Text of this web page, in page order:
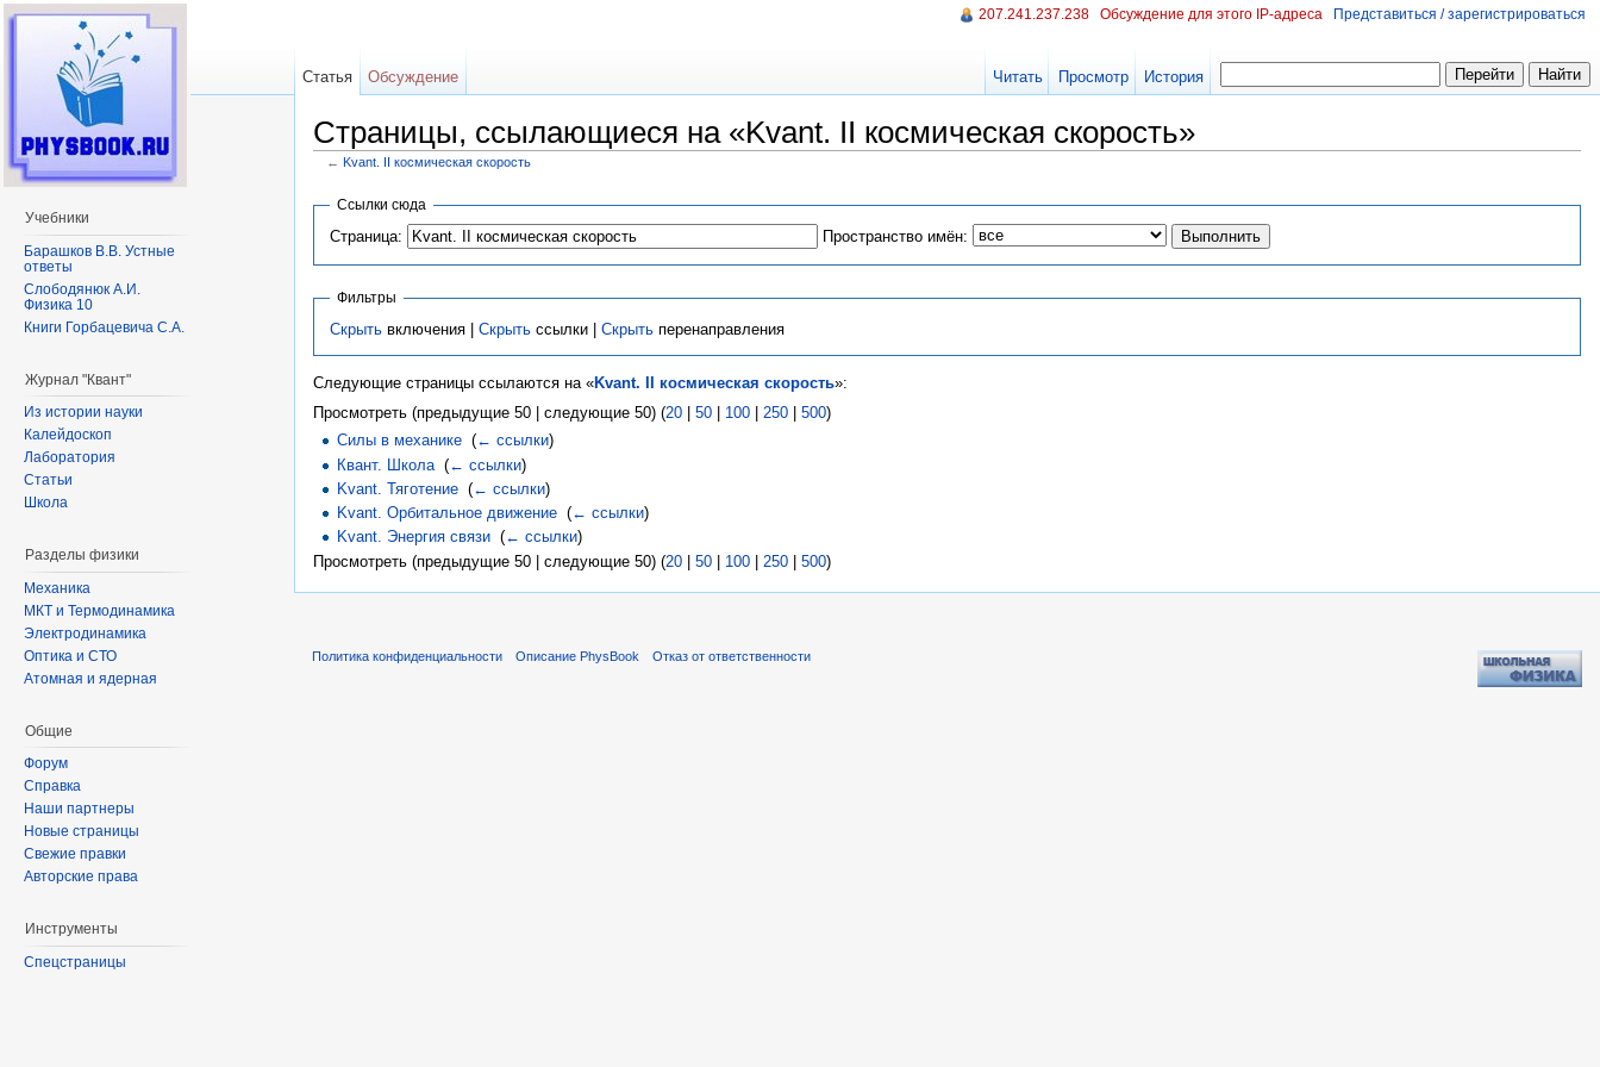
Страницы, ссылающиеся на «Kvant. II космическая скорость»
← Kvant. II космическая скорость
Ссылки сюда
Страница: Пространство имён:
Фильтры
Скрытьвключения | Скрытьссылки | Скрытьперенаправления
Следующие страницы ссылаются на «Kvant. II космическая скорость»:
Просмотреть (предыдущие 50 | следующие 50) (20 50 100 250 500)
Силы в механике ‎(← ссылки)
Квант. Школа ‎(← ссылки)
Kvant. Тяготение ‎(← ссылки)
Kvant. Орбитальное движение ‎(← ссылки)
Kvant. Энергия связи ‎(← ссылки)
Просмотреть (предыдущие 50 | следующие 50) (20 | 50 | 100 | 250 | 500)
207.241.237.238 Обсуждение для этого IP-адреса Представиться / зарегистрироваться
Статья Обсуждение Читать Просмотр История
Учебники
Барашков В.В. Устные
ответы
Слободянюк А.И.
Физика 10
Книги Горбацевича С.А.
Журнал "Квант"
Из истории науки
Калейдоскоп
Лаборатория
Статьи
Школа
Разделы физики
Механика
МКТ и Термодинамика
Электродинамика
Оптика и СТО
Атомная и ядерная
Общие
Форум
Справка
Наши партнеры
Новые страницы
Свежие правки
Авторские права
Инструменты
Спецстраницы
Политика конфиденциальности Описание PhysBook Отказ от ответственности